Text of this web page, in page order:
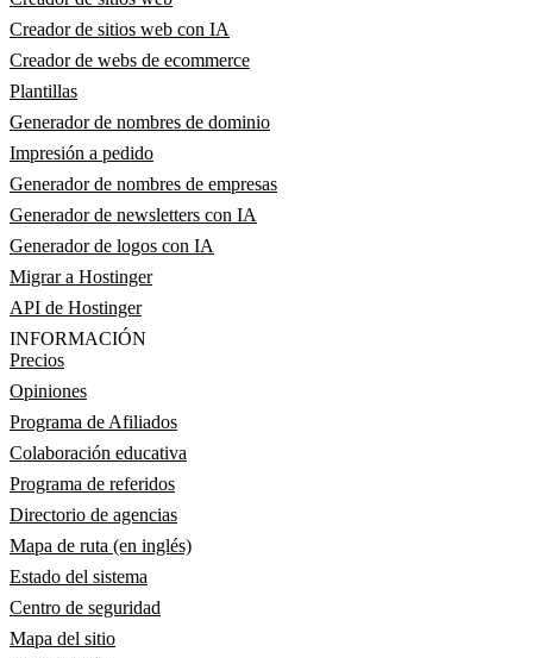
Creador de sitios web con IA
Creador de webs de ecommerce
Plantillas
Generador de nombres de dominio
Impresión a pedido
Generador de nombres de empresas
Generador de newsletters con IA
Generador de logos con IA
Migrar a Hostinger
API de Hostinger
INFORMACIÓN
Precios
Opiniones
Programa de Afiliados
Colaboración educativa
Programa de referidos
Directorio de agencias
Mapa de ruta (en inglés)
Estado del sistema
Centro de seguridad
Mapa del sitio